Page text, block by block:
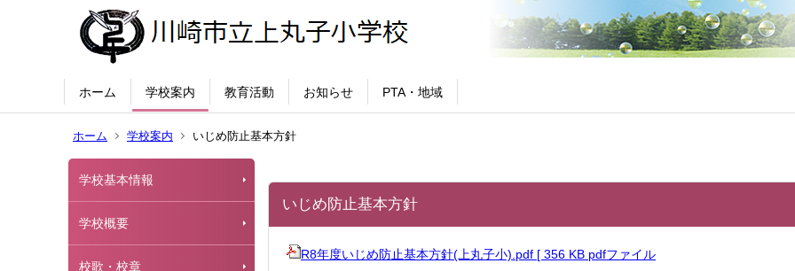
ホーム 学校案内 教育活動 お知らせ PTA・地域
ホーム 学校案内 いじめ防止基本方針
学校基本情報
学校概要
校歌・校章
いじめ防止基本方針
R8年度いじめ防止基本方針(上丸子小).pdf [ 356 KB pdfファイル